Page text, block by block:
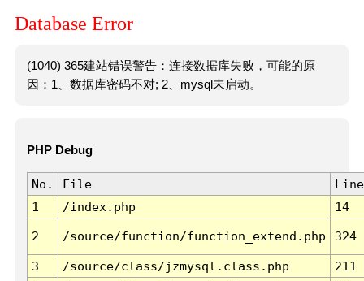
Database Error
(1040) 365建站错误警告：连接数据库失败，可能的原
因：1、数据库密码不对; 2、mysql未启动。
PHP Debug
No. File
Line
1
/index.php 14
2 /source/function/function_extend.php 324
3 /source/class/jzmysql.class.php
211